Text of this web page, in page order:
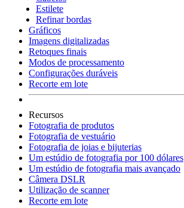
Estilete
Refinar bordas
Gráficos
Imagens digitalizadas
Retoques finais
Modos de processamento
Configurações duráveis
Recorte em lote
Recursos
Fotografia de produtos
Fotografia de vestuário
Fotografia de joias e bijuterias
Um estúdio de fotografia por 100 dólares
Um estúdio de fotografia mais avançado
Câmera DSLR
Utilização de scanner
Recorte em lote